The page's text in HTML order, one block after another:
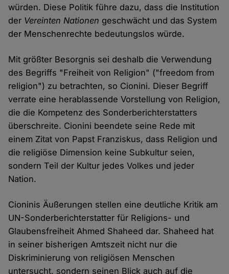
würden. Diese Politik führe dazu, dass die Institution
der Vereinten Nationen geschwächt und das System
der Menschenrechte bedeutungslos würde.
Mit größter Besorgnis sei deshalb die Verwendung
des Begriffs "Freiheit von Religion" ("freedom from
religion") zu betrachten, so Cionini. Dieser Begriff
verrate eine herablassende Vorstellung von Religion,
die die Kompetenz des Sonderberichterstatters
überschreite. Cionini beendete seine Rede mit
einem Zitat von Papst Franziskus, dass Religion und
die religiöse Dimension keine Subkultur seien,
sondern Teil der Kultur jedes Volkes und jeder
Nation.
Cioninis Äußerungen stellen eine deutliche Kritik am
UN-Sonderberichterstatter für Religions- und
Glaubensfreiheit Ahmed Shaheed dar. Shaheed hat
in seiner bisherigen Amtszeit nicht nur die
Diskriminierung von religiösen Menschen
untersucht, sondern seinen Blick auch auf die